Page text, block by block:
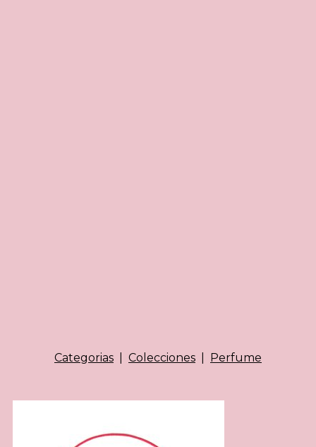
Categorias Colecciones Perfume